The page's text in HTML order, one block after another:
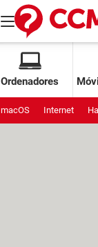
Ordenadores
macOS Internet